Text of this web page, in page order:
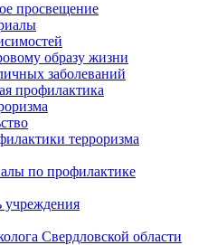
просвещение
образу жизни
заболеваний
профилактика
терроризма
по профилактике
учреждения
Свердловской области